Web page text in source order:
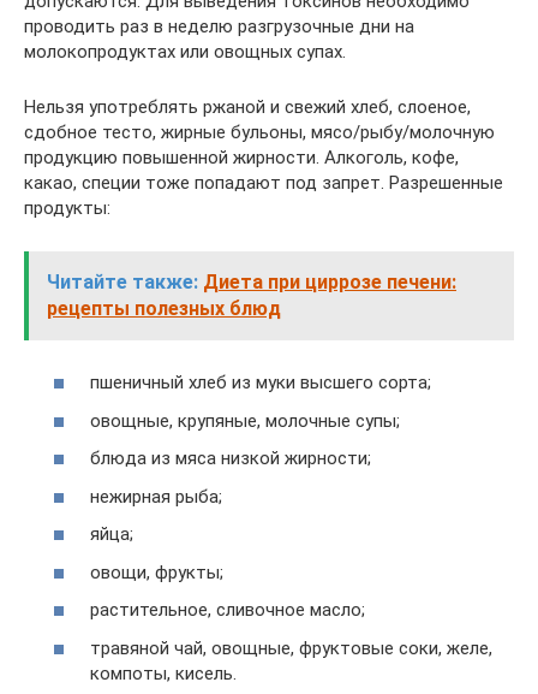
проводить раз в неделю разгрузочные дни на
молокопродуктах или овощных супах.
Нельзя употреблять ржаной и свежий хлеб, слоеное,
сдобное тесто, жирные бульоны, мясо/рыбу/молочную
продукцию повышенной жирности. Алкоголь, кофе,
какао, специи тоже попадают под запрет. Разрешенные
продукты:
Читайте также: Диета при циррозе печени:
рецепты полезных блюд
пшеничный хлеб из муки высшего сорта;
овощные, крупяные, молочные супы;
блюда из мяса низкой жирности;
нежирная рыба;
яйца;
овощи, фрукты;
растительное, сливочное масло;
травяной чай, овощные, фруктовые соки, желе,
компоты, кисель.